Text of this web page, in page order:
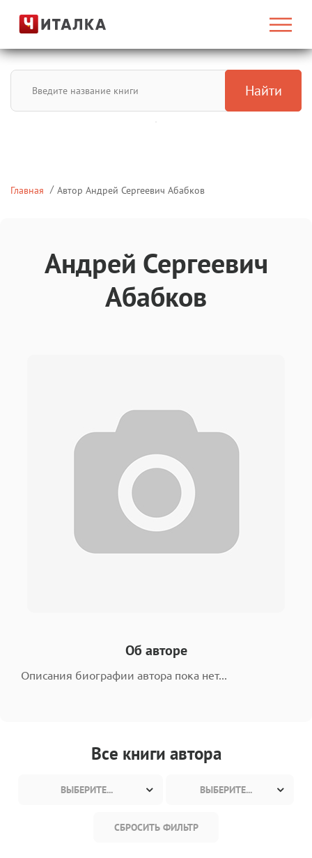
Найти
Главная Автор Андрей Сергеевич Абабков
Андрей Сергеевич
Абабков
Об авторе
Описания биографии автора пока нет...
Все книги автора
ВЫБЕРИТЕ... ВЫБЕРИТЕ...
СБРОСИТЬ ФИЛЬТР